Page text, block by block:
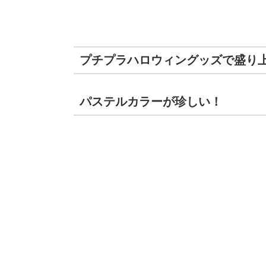
プチプラハロウィングッズで盛り
パステルカラーが珍しい！